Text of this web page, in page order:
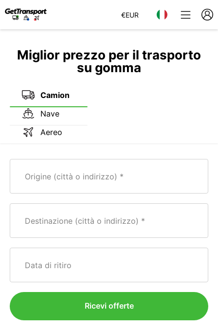
€EUR
Miglior prezzo per il trasporto
su gomma
Camion
Nave
Aereo
Origine (città o indirizzo)
Destinazione (città o indirizzo)
Data di ritiro
Ricevi offerte